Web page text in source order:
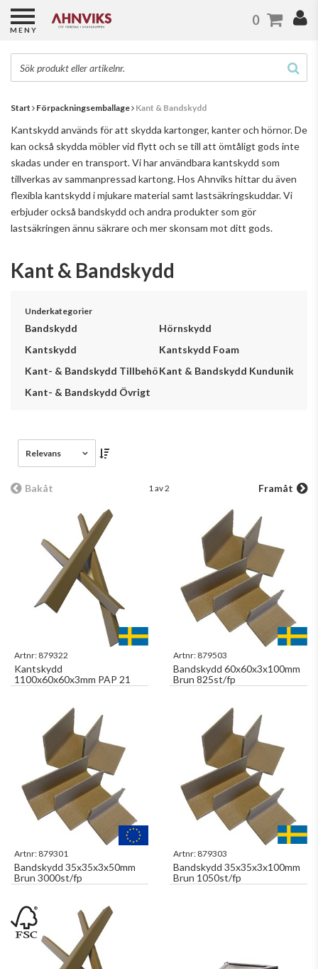
Start Förpackningsemballage Kant & Bandskydd
Kantskydd används för att skydda kartonger, kanter och hörnor. De
kan också skydda möbler vid flytt och se till att ömtåligt gods inte
skadas under en transport. Vi har användbara kantskydd som
tillverkas av sammanpressad kartong. Hos Ahnviks hittar du även
flexibla kantskydd i mjukare material samt lastsäkringskuddar. Vi
erbjuder också bandskydd och andra produkter som gör
lastsäkringen ännu säkrare och mer skonsam mot ditt gods.
Kant & Bandskydd
Underkategorier
Bandskydd
Kantskydd
Hörnskydd
Kantskydd Foam
Kant- & Bandskydd Tillbehör
Kant- & Bandskydd Övrigt
Kant & Bandskydd Kundunikt
Relevans
Bakåt 1 av 2 Framåt
Artnr: 879322
Kantskydd
1100x60x60x3mm PAP 21
Artnr: 879503
Bandskydd 60x60x3x100mm
Brun 825st/fp
Artnr: 879301
Bandskydd 35x35x3x50mm
Brun 3000st/fp
Artnr: 879303
Bandskydd 35x35x3x100mm
Brun 1050st/fp
MENY
0